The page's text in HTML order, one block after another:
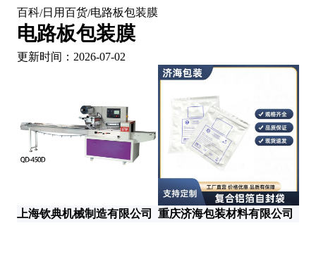
百科/日用百货/电路板包装膜
电路板包装膜
更新时间：2026-07-02
上海钦典机械制造有限公司 重庆济海包装材料有限公司